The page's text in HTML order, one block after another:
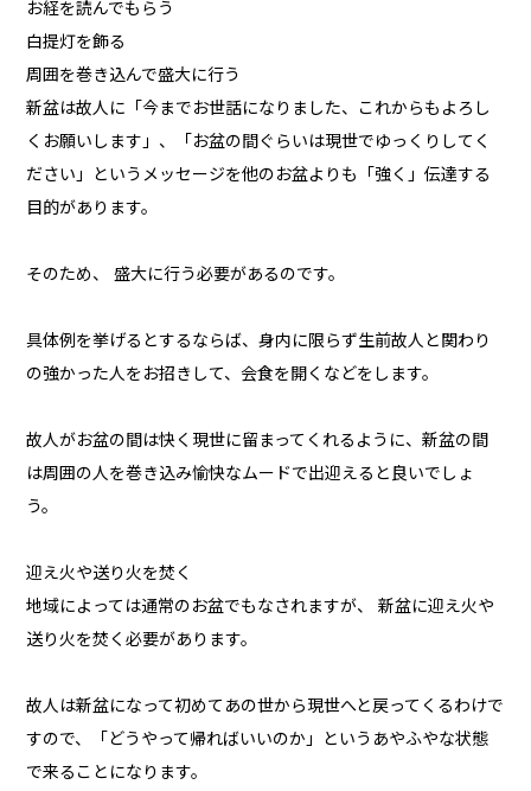
お経を読んでもらう
白提灯を飾る
周囲を巻き込んで盛大に行う
新盆は故人に「今までお世話になりました、これからもよろし
くお願いします」、「お盆の間ぐらいは現世でゆっくりしてく
ださい」というメッセージを他のお盆よりも「強く」伝達する
目的があります。
そのため、 盛大に行う必要があるのです。
具体例を挙げるとするならば、身内に限らず生前故人と関わり
の強かった人をお招きして、会食を開くなどをします。
故人がお盆の間は快く現世に留まってくれるように、新盆の間
は周囲の人を巻き込み愉快なムードで出迎えると良いでしょ
う。
迎え火や送り火を焚く
地域によっては通常のお盆でもなされますが、 新盆に迎え火や
送り火を焚く必要があります。
故人は新盆になって初めてあの世から現世へと戻ってくるわけで
すので、「どうやって帰ればいいのか」というあやふやな状態
で来ることになります。